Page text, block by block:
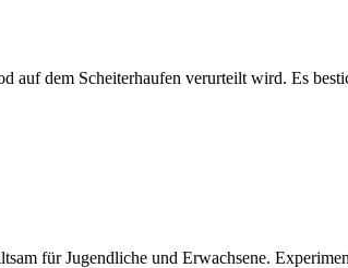
auf dem Scheiterhaufen verurteilt wird. Es
für Jugendliche und Erwachsene.